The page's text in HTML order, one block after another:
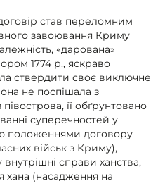
став переломним
завоювання Криму
«дарована»
1774 р., яскраво
ствердити своє виключне
не поспішала з
її обґрунтовано
суперечностей у
положеннями договору
військ з Криму),
справи ханства,
хана (насадження на